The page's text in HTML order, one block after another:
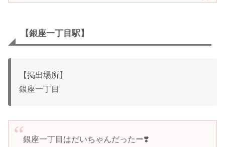
【銀座一丁目駅】
【掲出場所】
銀座一丁目
銀座一丁目はだいちゃんだったー❣️